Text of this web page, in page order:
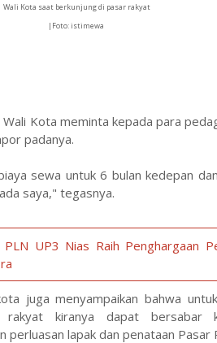
Wali Kota saat berkunjung di pasar rakyat
|Foto: istimewa
Wali Kota meminta kepada para
padanya.
sewa untuk 6 bulan kedepan
saya," tegasnya.
PLN UP3 Nias Raih Penghargaan
juga menyampaikan bahwa
rakyat kiranya dapat bersabar
perluasan lapak dan penataan